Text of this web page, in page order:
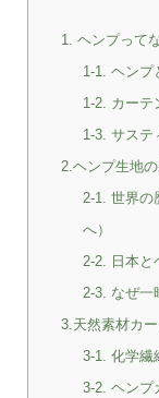
1. ヘンプって
1-1. ヘンプ
1-2. カーテ
1-3. サステ
2.ヘンプ生地
2-1. 世界の
へ）
2-2. 日本と
2-3. なぜ一
3.天然素材カ
3-1. 化学繊
3-2. ヘンプ